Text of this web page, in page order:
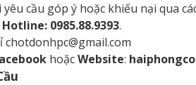
cầu góp ý hoặc khiếu nại qua
Hotline: 0985.88.9393.
chotdonhpc@gmail.com
hoặcWebsite: